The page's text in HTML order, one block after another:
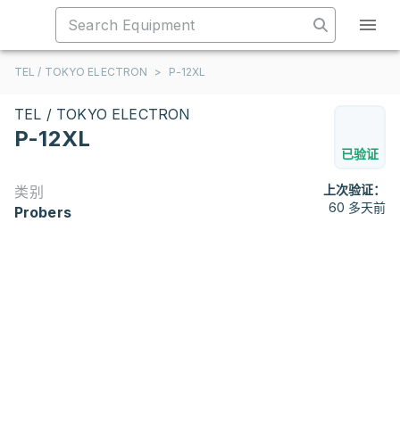
TEL / TOKYO ELECTRON > P-12XL
TEL / TOKYO ELECTRON
P-12XL
已验证
类别
Probers
上次验证：
60 多天前